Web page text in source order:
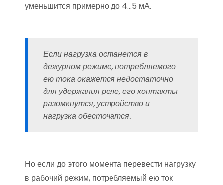
уменьшится примерно до 4…5 мА.
Если нагрузка останется в
дежурном режиме, потребляемого
ею тока окажется недостаточно
для удержания реле, его контакты
разомкнутся, устройство и
нагрузка обесточатся.
Но если до этого момента перевести нагрузку
в рабочий режим, потребляемый ею ток